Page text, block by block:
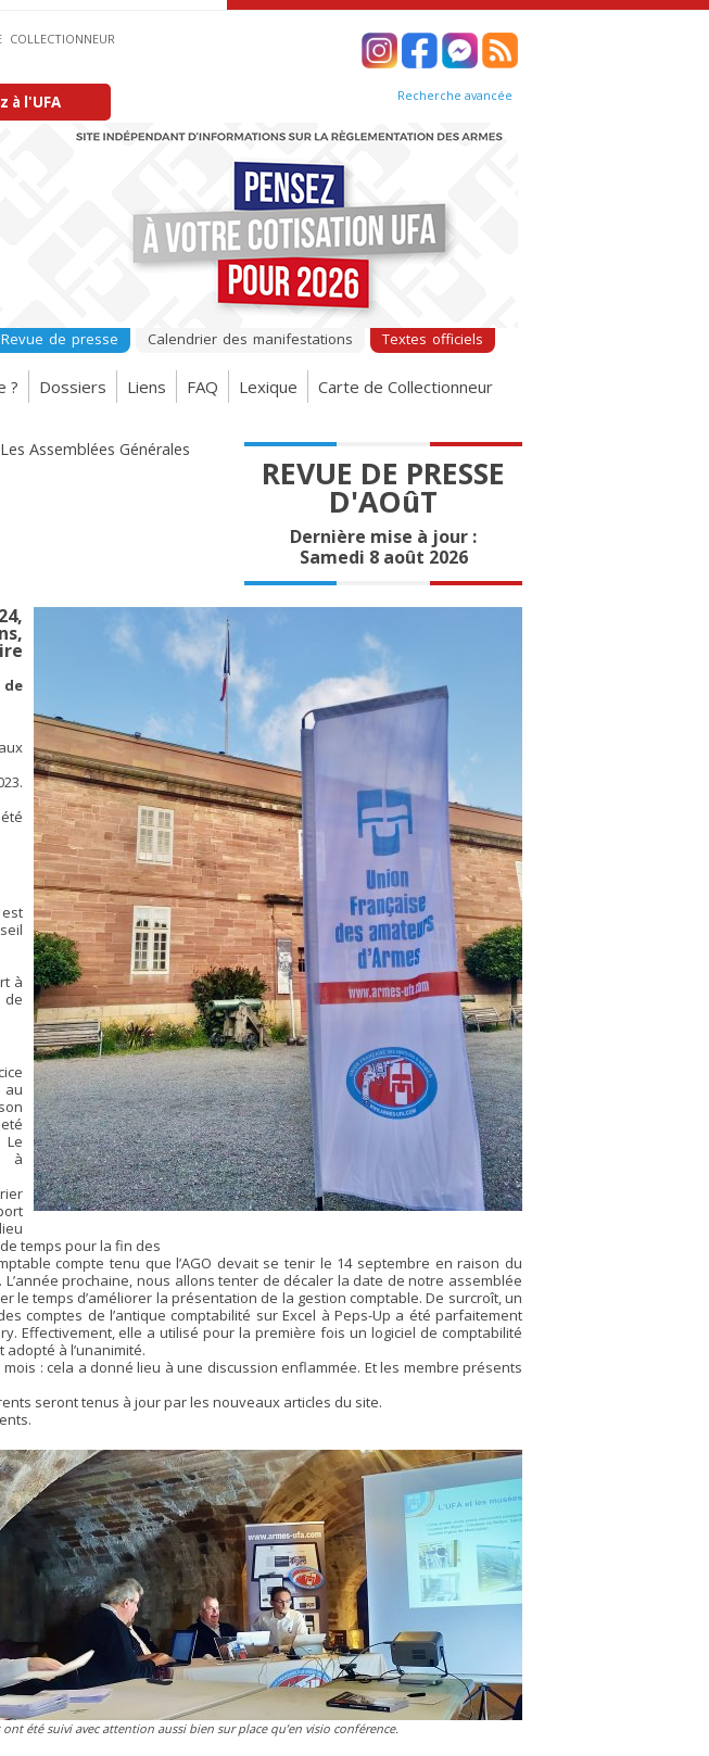
COLLECTIONNEUR
à l'UFA Recherche avancée
Revue de presse Calendrier des manifestations Textes officiels
? Dossiers Liens FAQ Lexique Carte de Collectionneur
REVUE DE PRESSE
D'AOûT
Dernière mise à jour :
Samedi 8 août 2026
Les Assemblées Générales
de
à
de
au
à
temps pour la fin des
compte tenu que l’AGO devait se tenir le 14 septembre en raison du
prochaine, nous allons tenter de décaler la date de notre assemblée
le temps d’améliorer la présentation de la gestion comptable. De surcroît, un
comptes de l’antique comptabilité sur Excel à Peps-Up a été parfaitement
Effectivement, elle a utilisé pour la première fois un logiciel de comptabilité
à l’unanimité.
: cela a donné lieu à une discussion enflammée. Et les membre présents
seront tenus à jour par les nouveaux articles du site.
ont été suivi avec attention aussi bien sur place qu’en visio conférence.